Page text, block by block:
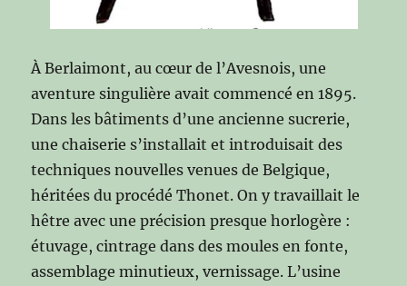
À Berlaimont, au cœur de l’Avesnois, une
aventure singulière avait commencé en 1895.
Dans les bâtiments d’une ancienne sucrerie,
une chaiserie s’installait et introduisait des
techniques nouvelles venues de Belgique,
héritées du procédé Thonet. On y travaillait le
hêtre avec une précision presque horlogère :
étuvage, cintrage dans des moules en fonte,
assemblage minutieux, vernissage. L’usine